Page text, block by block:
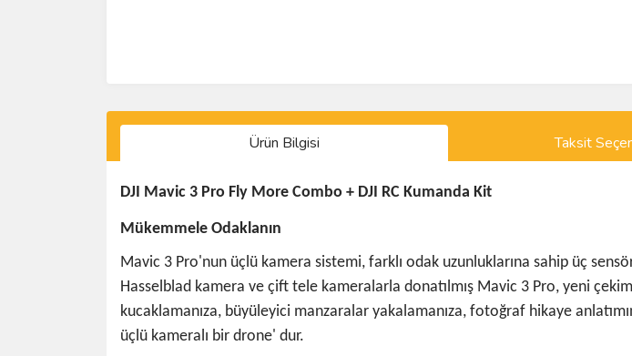
Ürün Bilgisi Taksit
DJI Mavic 3 Pro Fly More Combo + DJI RC Kumanda Kit
Mükemmele Odaklanın
Mavic 3 Pro'nun üçlü kamera sistemi, farklı odak uzunluklarına sahip üç
Hasselblad kamera ve çift tele kameralarla donatılmış Mavic 3 Pro, yeni
kucaklamanıza, büyüleyici manzaralar yakalamanıza, fotoğraf hikaye
üçlü kameralı bir drone' dur.